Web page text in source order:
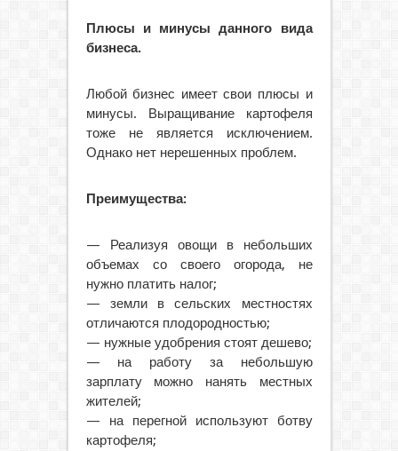
Плюсы и минусы данного вида
бизнеса.
Любой бизнес имеет свои плюсы и
минусы. Выращивание картофеля
тоже не является исключением.
Однако нет нерешенных проблем.
Преимущества:
— Реализуя овощи в небольших
объемах со своего огорода, не
нужно платить налог;
— земли в сельских местностях
отличаются плодородностью;
— нужные удобрения стоят дешево;
— на работу за небольшую
зарплату можно нанять местных
жителей;
— на перегной используют ботву
картофеля;